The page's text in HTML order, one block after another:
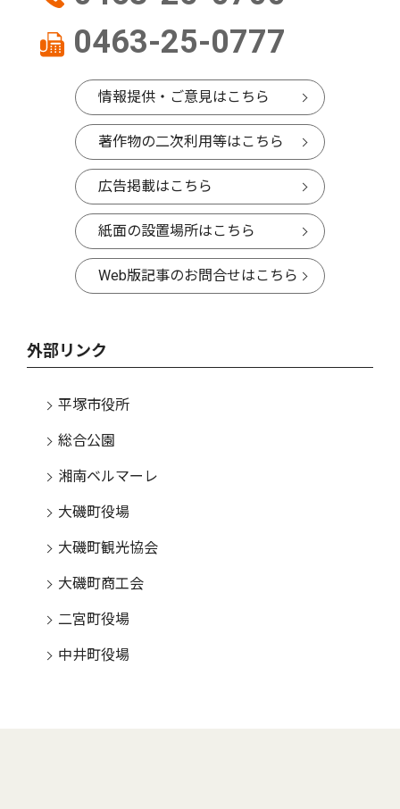
0463-25-0777
情報提供・ご意見はこちら
著作物の二次利用等はこちら
広告掲載はこちら
紙面の設置場所はこちら
Web版記事のお問合せはこちら
外部リンク
平塚市役所
総合公園
湘南ベルマーレ
大磯町役場
大磯町観光協会
大磯町商工会
二宮町役場
中井町役場